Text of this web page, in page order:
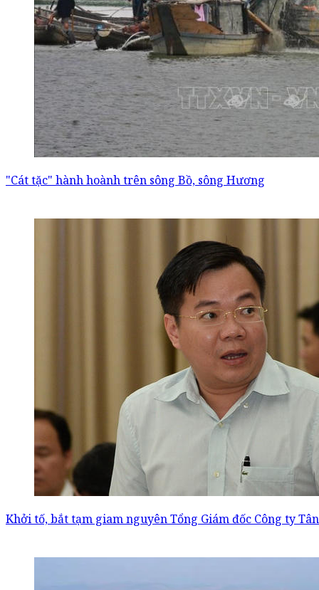
"Cát tặc" hành hoành trên sông Bồ, sông Hương
Khởi tố, bắt tạm giam nguyên Tổng Giám đốc Công ty